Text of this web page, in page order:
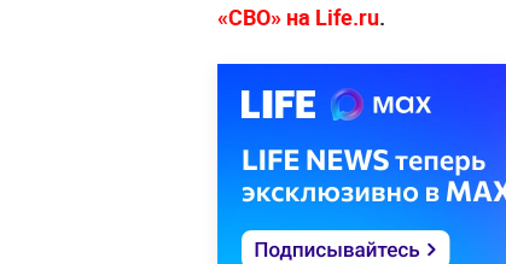
«СВО» на Life.ru.